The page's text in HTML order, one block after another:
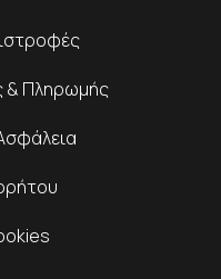
& Πληρωμής